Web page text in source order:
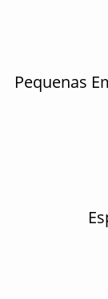
Pequenas